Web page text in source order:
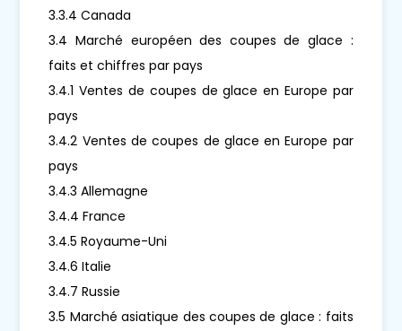
3.3.4 Canada
3.4 Marché européen des coupes de glace :
faits et chiffres par pays
3.4.1 Ventes de coupes de glace en Europe par
pays
3.4.2 Ventes de coupes de glace en Europe par
pays
3.4.3 Allemagne
3.4.4 France
3.4.5 Royaume-Uni
3.4.6 Italie
3.4.7 Russie
3.5 Marché asiatique des coupes de glace : faits